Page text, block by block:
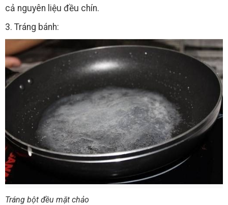
cả nguyên liệu đều chín.
3. Tráng bánh:
Tráng bột đều mặt chảo